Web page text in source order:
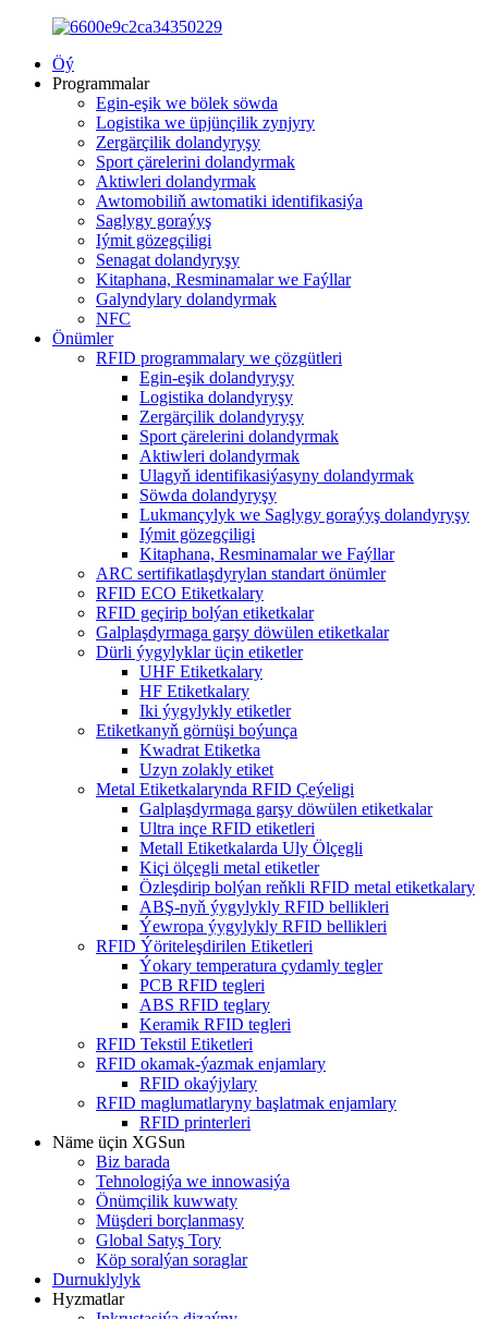
Öý
Programmalar
Egin-eşik we bölek söwda
Logistika we üpjünçilik zynjyry
Zergärçilik dolandyryşy
Sport çärelerini dolandyrmak
Aktiwleri dolandyrmak
Awtomobiliň awtomatiki identifikasiýa
Saglygy goraýyş
Iýmit gözegçiligi
Senagat dolandyryşy
Kitaphana, Resminamalar we Faýllar
Galyndylary dolandyrmak
NFC
Önümler
RFID programmalary we çözgütleri
Egin-eşik dolandyryşy
Logistika dolandyryşy
Zergärçilik dolandyryşy
Sport çärelerini dolandyrmak
Aktiwleri dolandyrmak
Ulagyň identifikasiýasyny dolandyrmak
Söwda dolandyryşy
Lukmançylyk we Saglygy goraýyş dolandyryşy
Iýmit gözegçiligi
Kitaphana, Resminamalar we Faýllar
ARC sertifikatlaşdyrylan standart önümler
RFID ECO Etiketkalary
RFID geçirip bolýan etiketkalar
Galplaşdyrmaga garşy döwülen etiketkalar
Dürli ýygylyklar üçin etiketler
UHF Etiketkalary
HF Etiketkalary
Iki ýygylykly etiketler
Etiketkanyň görnüşi boýunça
Kwadrat Etiketka
Uzyn zolakly etiket
Metal Etiketkalarynda RFID Çeýeligi
Galplaşdyrmaga garşy döwülen etiketkalar
Ultra inçe RFID etiketleri
Metall Etiketkalarda Uly Ölçegli
Kiçi ölçegli metal etiketler
Özleşdirip bolýan reňkli RFID metal etiketkalary
ABŞ-nyň ýygylykly RFID bellikleri
Ýewropa ýygylykly RFID bellikleri
RFID Ýöriteleşdirilen Etiketleri
Ýokary temperatura çydamly tegler
PCB RFID tegleri
ABS RFID teglary
Keramik RFID tegleri
RFID Tekstil Etiketleri
RFID okamak-ýazmak enjamlary
RFID okaýjylary
RFID maglumatlaryny başlatmak enjamlary
RFID printerleri
Näme üçin XGSun
Biz barada
Tehnologiýa we innowasiýa
Önümçilik kuwwaty
Müşderi borçlanmasy
Global Satyş Tory
Köp soralýan soraglar
Durnuklylyk
Hyzmatlar